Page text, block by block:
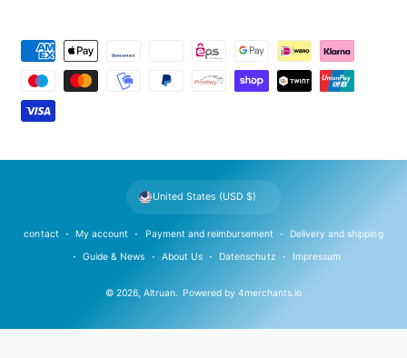
m
n
© 2026,Altruan. Powered by 4merchants.io
contact My account Payment and reimbursement Delivery and shipping
Guide & News About Us Datenschutz Impressum
United States (USD $)